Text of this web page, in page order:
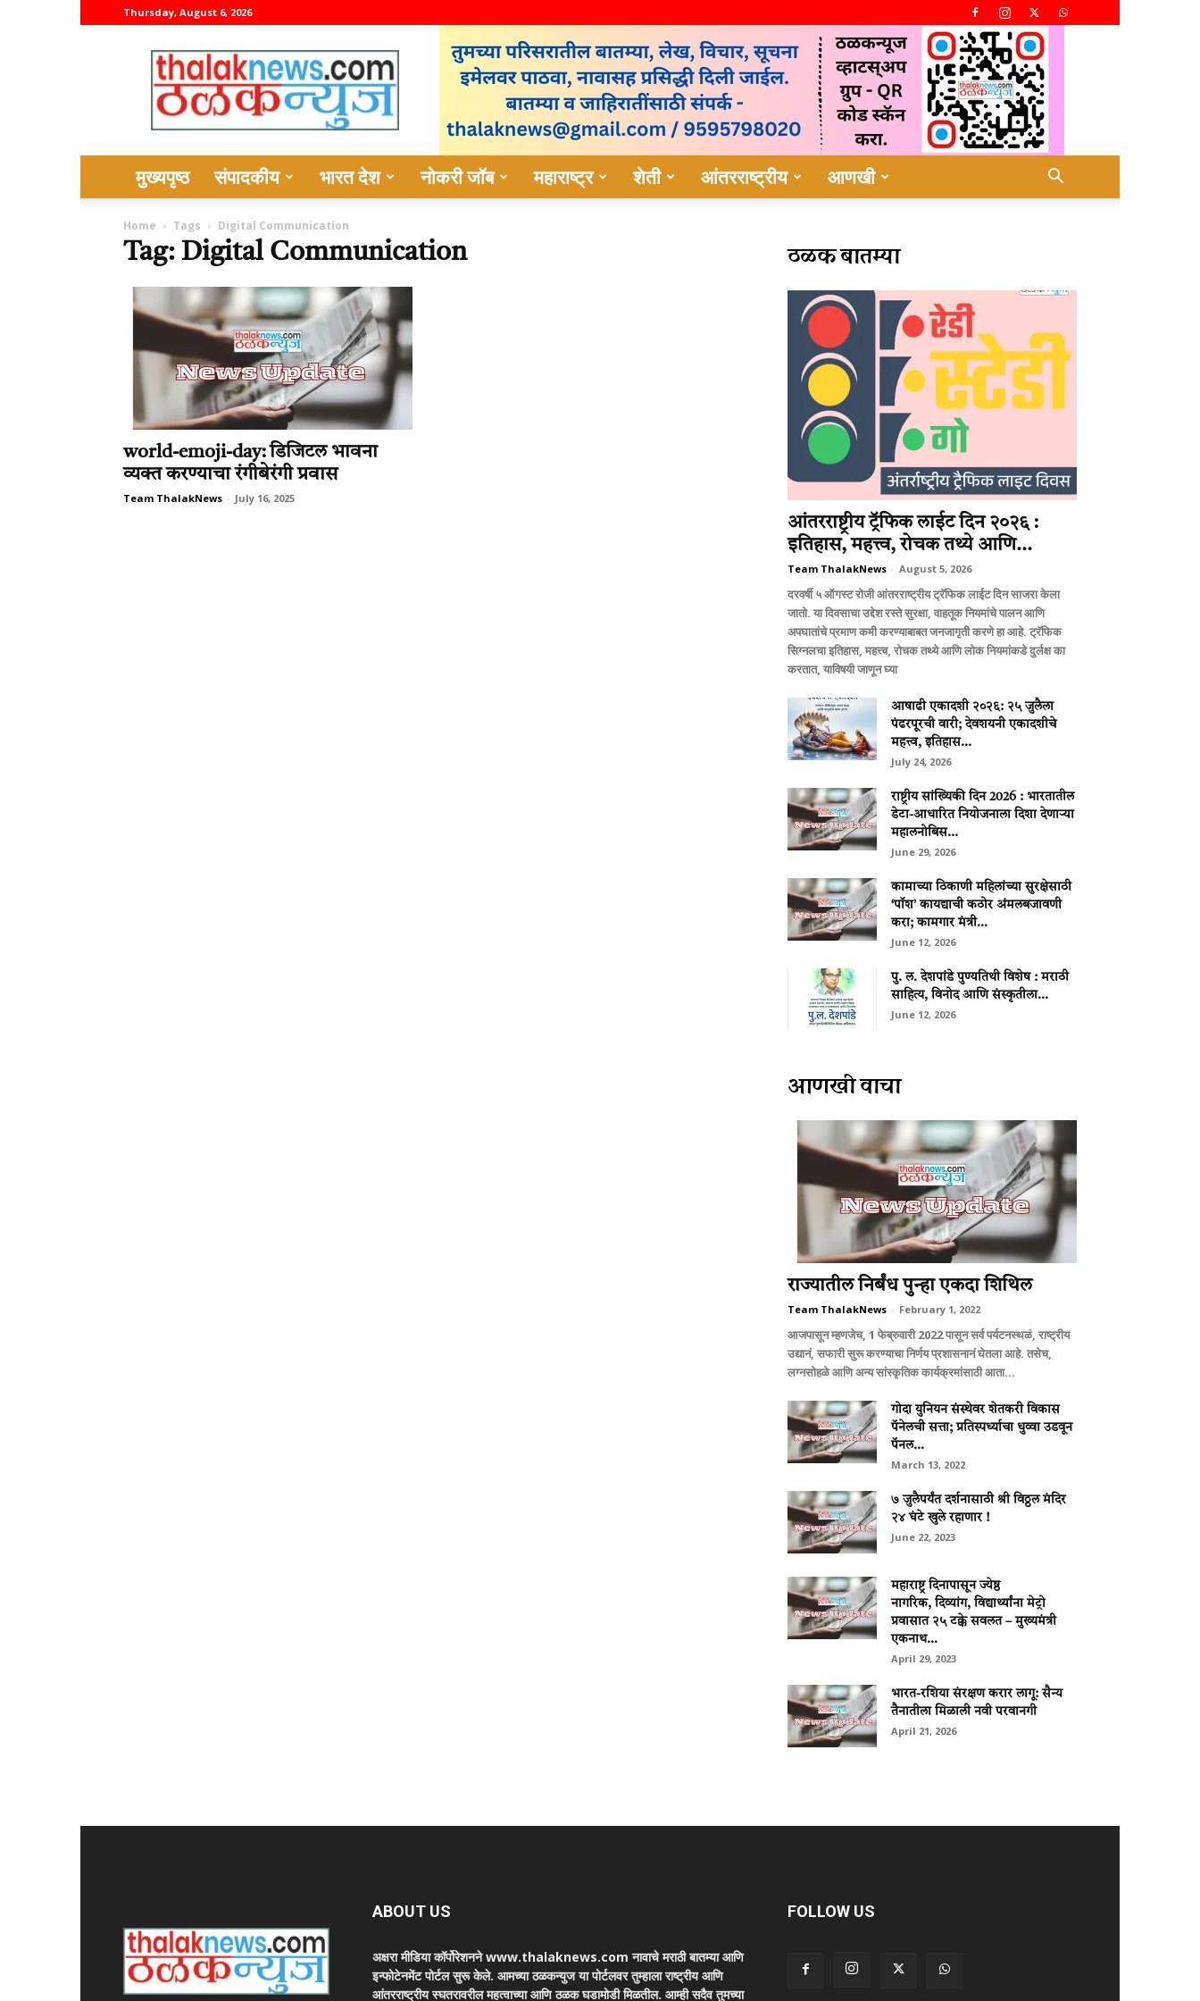
Thursday, August 6, 2026
thalaknews
मुख्यपृष्ठ संपादकीय भारत देश नोकरी जॉब महाराष्ट्र शेती आंतरराष्ट्रीय आणखी
Home Tags Digital Communication
Tag: Digital Communication
world-emoji-day: डिजिटल भावना
व्यक्त करण्याचा रंगीबेरंगी प्रवास
Team ThalakNews - July 16, 2025
ठळक बातम्या
आंतरराष्ट्रीय ट्रॅफिक लाईट दिन २०२६ :
इतिहास, महत्त्व, रोचक तथ्ये आणि...
Team ThalakNews - August 5, 2026
दरवर्षी ५ ऑगस्ट रोजी आंतरराष्ट्रीय ट्रॅफिक लाईट दिन साजरा केला
जातो. या दिवसाचा उद्देश रस्ते सुरक्षा, वाहतूक नियमांचे पालन आणि
अपघातांचे प्रमाण कमी करण्याबाबत जनजागृती करणे हा आहे. ट्रॅफिक
सिग्नलचा इतिहास, महत्त्व, रोचक तथ्ये आणि लोक नियमांकडे दुर्लक्ष का
करतात, याविषयी जाणून घ्या
आषाढी एकादशी २०२६: २५ जुलैला
पंढरपूरची वारी; देवशयनी एकादशीचे
महत्त्व, इतिहास...
July 24, 2026
राष्ट्रीय सांख्यिकी दिन 2026 : भारतातील
डेटा-आधारित नियोजनाला दिशा देणाऱ्या
महालनोबिस...
June 29, 2026
कामाच्या ठिकाणी महिलांच्या सुरक्षेसाठी
‘पॉश’ कायद्याची कठोर अंमलबजावणी
करा; कामगार मंत्री...
June 12, 2026
पु. ल. देशपांडे पुण्यतिथी विशेष : मराठी
साहित्य, विनोद आणि संस्कृतीला...
June 12, 2026
आणखी वाचा
राज्यातील निर्बंध पुन्हा एकदा शिथिल
Team ThalakNews - February 1, 2022
आजपासून म्हणजेच, 1 फेब्रुवारी 2022 पासून सर्व पर्यटनस्थळं, राष्ट्रीय
उद्यानं, सफारी सुरू करण्याचा निर्णय प्रशासनानं घेतला आहे. तसेच,
लग्नसोहळे आणि अन्य सांस्कृतिक कार्यक्रमांसाठी आता...
गोदा युनियन संस्थेवर शेतकरी विकास
पॅनेलची सत्ता; प्रतिस्पर्ध्याचा धुव्वा उडवून
पॅनल...
March 13, 2022
७ जुलैपर्यंत दर्शनासाठी श्री विठ्ठल मंदिर
२४ घंटे खुले रहाणार !
June 22, 2023
महाराष्ट्र दिनापासून ज्येष्ठ
नागरिक, दिव्यांग, विद्यार्थ्यांना मेट्रो
प्रवासात २५ टक्के सवलत – मुख्यमंत्री
एकनाथ...
April 29, 2023
भारत-रशिया संरक्षण करार लागू: सैन्य
तैनातीला मिळाली नवी परवानगी
April 21, 2026
ABOUT US
अक्षरा मीडिया कॉर्पोरेशनने www.thalaknews.com नावाचे मराठी बातम्या आणि
इन्फोटेनमेंट पोर्टल सुरू केले. आमच्या ठळकन्युज या पोर्टलवर तुम्हाला राष्ट्रीय आणि
आंतरराष्ट्रीय स्घतरावरील महत्वाच्या आणि ठळक घडामोडी मिळतील. आम्ही सदैव तुमच्या
FOLLOW US